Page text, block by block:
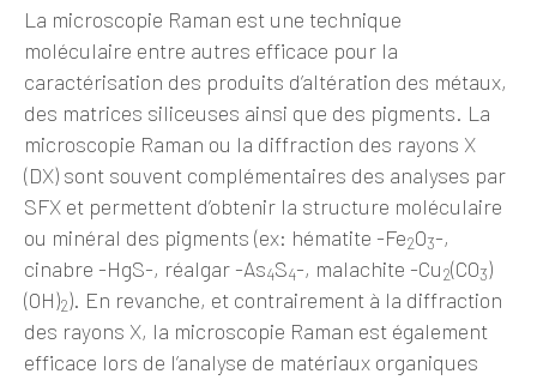
La microscopie Raman est une technique
moléculaire entre autres efficace pour la
caractérisation des produits d’altération des métaux,
des matrices siliceuses ainsi que des pigments. La
microscopie Raman ou la diffraction des rayons X
(DX) sont souvent complémentaires des analyses par
SFX et permettent d’obtenir la structure moléculaire
ou minéral des pigments (ex: hématite -Fe2O3-,
cinabre -HgS-, réalgar -As4S4-, malachite -Cu2(CO3)
(OH)2). En revanche, et contrairement à la diffraction
des rayons X, la microscopie Raman est également
efficace lors de l’analyse de matériaux organiques